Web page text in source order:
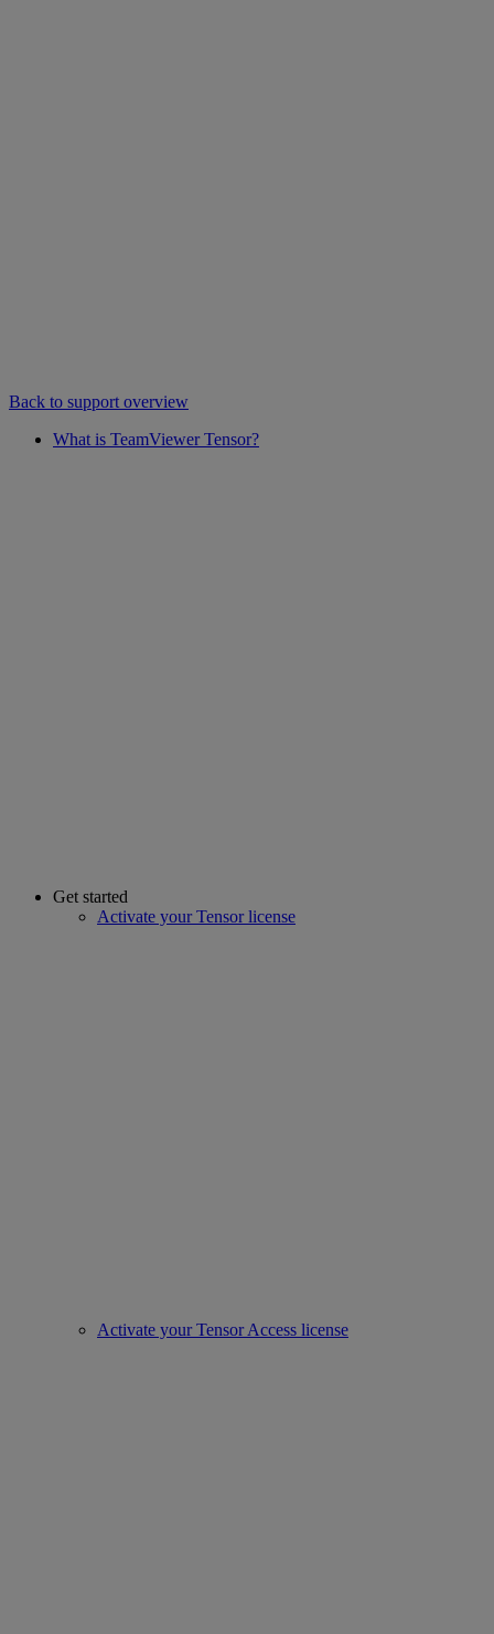
Back to support overview
What is TeamViewer Tensor?
Get started
Activate your Tensor license
Activate your Tensor Access license